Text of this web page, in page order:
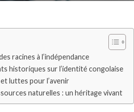
racines à l’indépendance
historiques sur l’identité congolaise
luttes pour l’avenir
naturelles : un héritage vivant